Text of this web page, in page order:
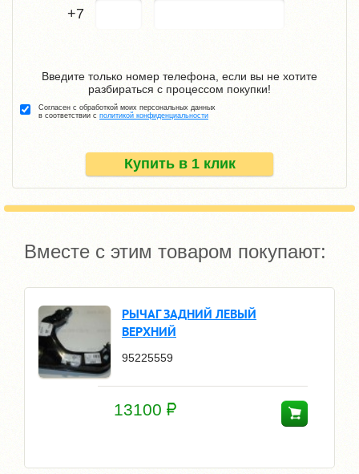
+7
Купить в 1 клик
Введите только номер телефона, если вы не хотите
разбираться с процессом покупки!
Согласен с обработкой моих персональных данных
в соответствии с политикой конфиденциальности
Вместе с этим товаром покупают:
РЫЧАГ ЗАДНИЙ ЛЕВЫЙ
ВЕРХНИЙ
95225559
13100